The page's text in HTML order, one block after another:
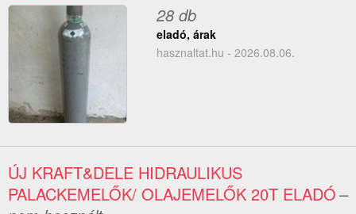
28 db
eladó, árak
hasznaltat.hu - 2026.08.06.
ÚJ KRAFT&DELE HIDRAULIKUS
PALACKEMELŐK/ OLAJEMELŐK 20T ELADÓ–